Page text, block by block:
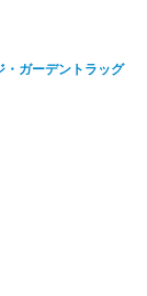
・ガーデントラッグ